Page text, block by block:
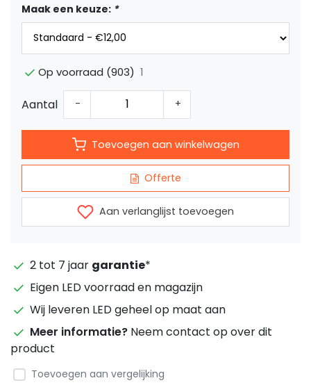
Maak een keuze: *
Op voorraad (903) 1
Aantal - +
Toevoegen aan winkelwagen
Offerte
Aan verlanglijst toevoegen
2 tot 7 jaar garantie*
Eigen LED voorraad en magazijn
Wij leveren LED geheel op maat aan
Meer informatie? Neem contact op over dit
product
Toevoegen aan vergelijking